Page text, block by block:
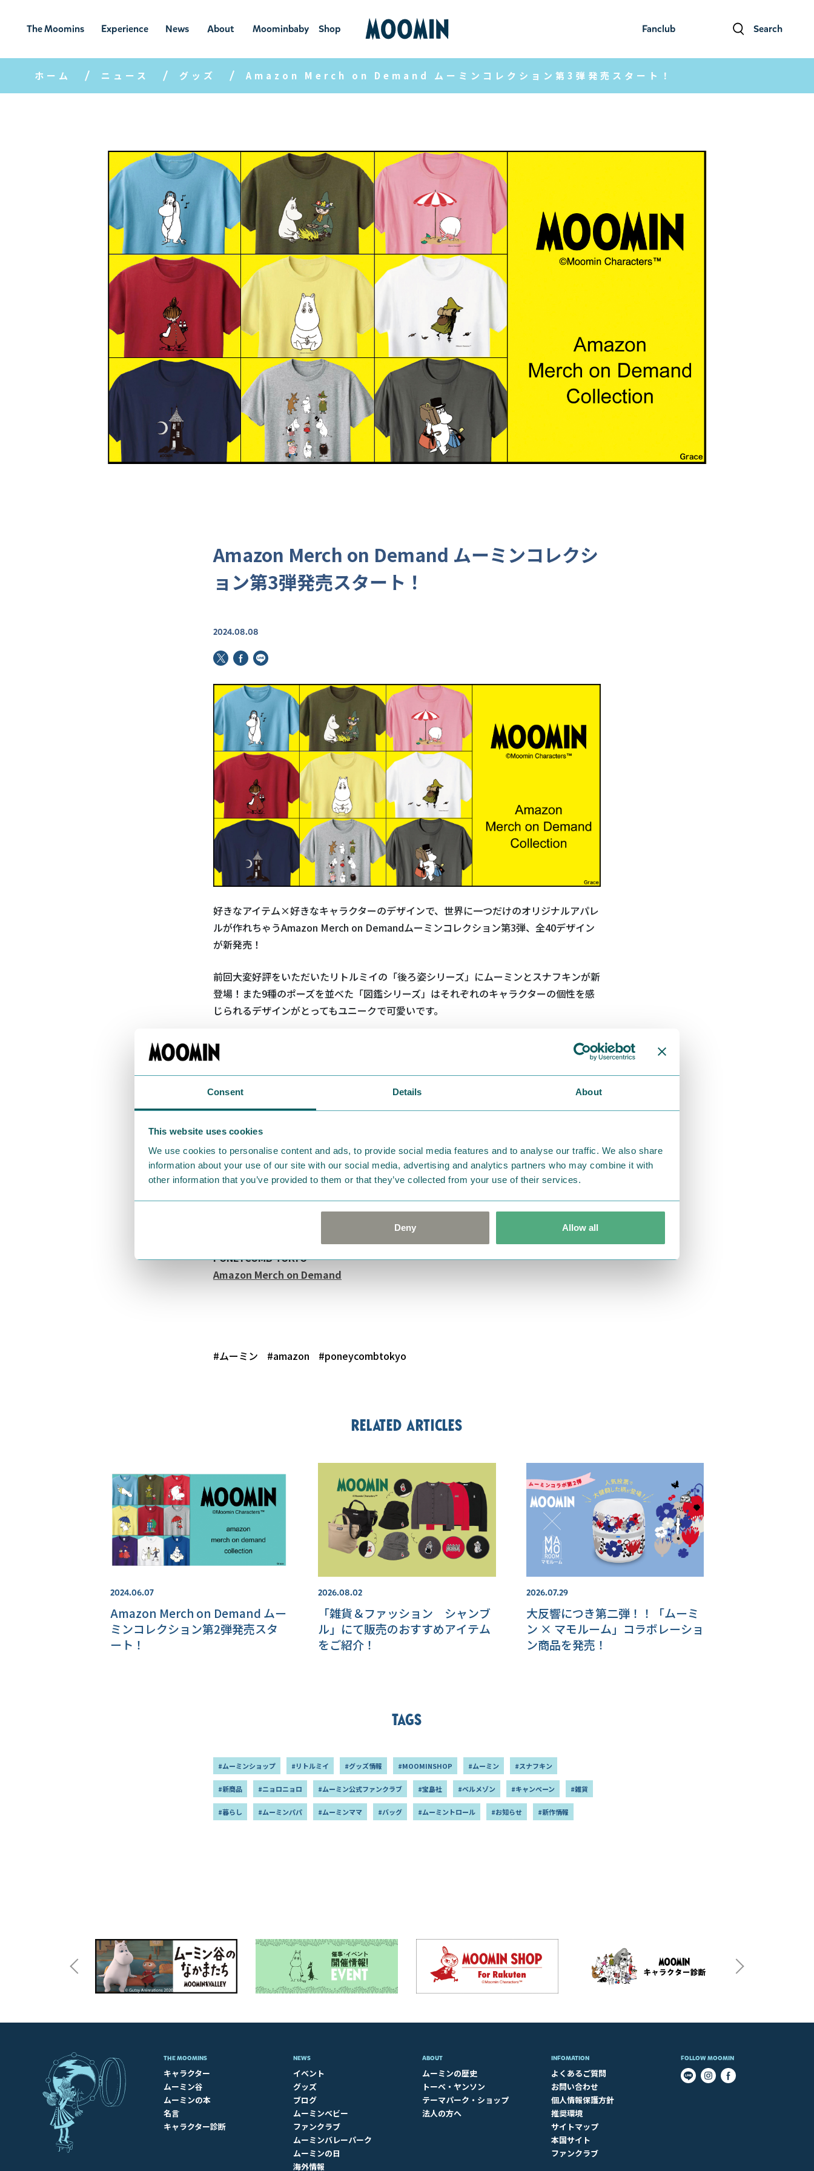
Consent Details About
This website uses cookies
We use cookies to personalise content and ads, to provide social media features and to analyse our traffic. We also share
information about your use of our site with our social media, advertising and analytics partners who may combine it with
other information that you’ve provided to them or that they’ve collected from your use of their services.
Deny Allow all
Fanclub Search
The Moomins
ムーミンの
世界
Experience
ムーミンの世
界を楽しむ
News
ニュ
ース
About
ムーミン
について
Moominbaby
ムーミンベ
ビー
Shop
ショ
ップ
ホーム ニュース グッズ Amazon Merch on Demand ムーミンコレクション第3弾発売スタート！
Amazon Merch on Demand ムーミンコレクシ
ョン第3弾発売スタート！
2024.08.08
好きなアイテム×好きなキャラクターのデザインで、世界に一つだけのオリジナルアパレ
ルが作れちゃうAmazon Merch on Demandムーミンコレクション第3弾、全40デザイン
が新発売！
前回大変好評をいただいたリトルミイの「後ろ姿シリーズ」にムーミンとスナフキンが新
登場！また9種のポーズを並べた「図鑑シリーズ」はそれぞれのキャラクターの個性を感
じられるデザインがとってもユニークで可愛いです。
また、夏の季節にぴったりな、「海水浴」「キャンプ」「音楽フェス」「旅行」をテーマ
にしたシーズンコレクションは、シチュエーションに合わせて楽しめるデザインです。ム
ーミンたちと一緒に楽しい思い出を作りましょう♪
そして大人気の「リトルミイシリーズ」に、胸元のワンポイントがさりげなくて可愛いデ
ザインを追加しました！バックにも大きくリトルミイがプリントされたジップパーカーも
キャラクターが新登場。
としても取り入れやすいオシャレな１枚となっています。
ぜひ自分だけのオリジナルアパレルをゲットしてくださいね！
PONEYCOMB TOKYO
Amazon Merch on Demand
#ムーミン #amazon #poneycombtokyo
Related articles
2024.06.07
Amazon Merch on Demand ムー
ミンコレクション第2弾発売スタ
ート！
2026.08.02
「雑貨＆ファッション シャンブ
ル」にて販売のおすすめアイテム
をご紹介！
2026.07.29
大反響につき第二弾！！「ムーミ
ン × マモルーム」コラボレーショ
ン商品を発売！
Tags
#ムーミンショップ #リトルミイ #グッズ情報 #MOOMINSHOP #ムーミン #スナフキン
#新商品 #ニョロニョロ #ムーミン公式ファンクラブ #宝島社 #ベルメゾン #キャンペーン #雑貨
#暮らし #ムーミンパパ #ムーミンママ #バッグ #ムーミントロール #お知らせ #新作情報
THE MOOMINS
キャラクター
ムーミン谷
ムーミンの本
名言
キャラクター診断
NEWS
イベント
グッズ
ブログ
ムーミンベビー
ファンクラブ
ムーミンバレーパーク
ムーミンの日
海外情報
ABOUT​
ムーミンの歴史
トーベ・ヤンソン
テーマパーク・ショップ
法人の方へ
INFOMATION
よくあるご質問
お問い合わせ
個人情報保護方針
推奨環境
サイトマップ
本国サイト
ファンクラブ
FOLLOW MOOMIN